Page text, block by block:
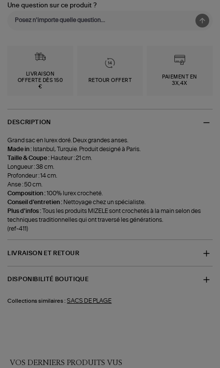
Une question sur ce produit ?
LIVRAISON
OFFERTE DÈS 150
€
RETOUR OFFERT
PAIEMENT EN
3X,4X
DESCRIPTION
Grand sac en lurex doré. Deux grandes anses.
Made in : Istanbul, Turquie. Produit designé à Paris.
Taille & Coupe : Hauteur : 21 cm.
Longueur : 38 cm.
Profondeur : 14 cm.
Anse : 50 cm.
Composition :100% lurex crocheté.
Conseil d'entretien : Nettoyage chez un spécialiste.
Plus d'infos :Tous les produits MIZELE sont crochetés à la main selon des
techniques traditionnelles qui ont traversé les générations.
(ref-411)
LIVRAISON ET RETOUR
DISPONIBILITÉ BOUTIQUE
Collections similaires : SACS DE PLAGE
VOS DERNIERS PRODUITS VUS